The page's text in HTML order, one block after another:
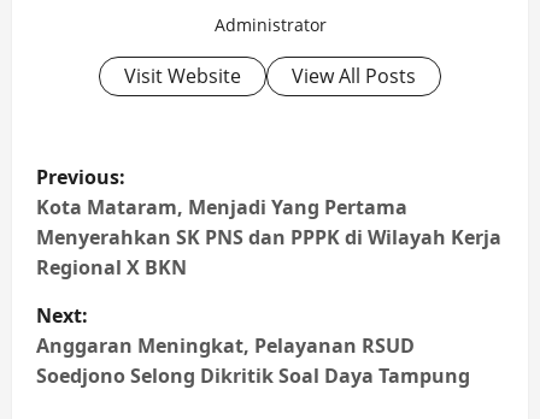
Administrator
Visit Website View All Posts
P
o
s
t
n
a
Previous:
Kota Mataram, Menjadi Yang Pertama
Menyerahkan SK PNS dan PPPK di Wilayah Kerja
Regional X BKN
Next:
Anggaran Meningkat, Pelayanan RSUD
Soedjono Selong Dikritik Soal Daya Tampung